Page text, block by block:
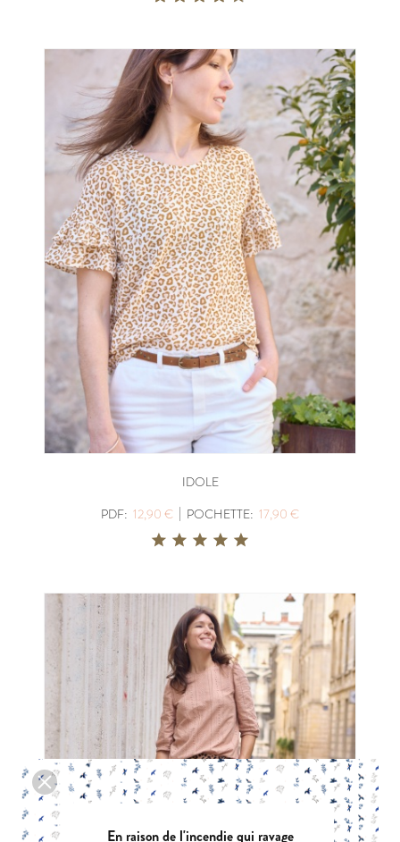
IDOLE
PDF: 12,90 € | POCHETTE: 17,90 €
En raison de l'incendie qui ravage